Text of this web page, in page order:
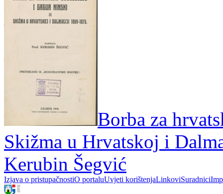
Borba za
Skižma u Hrvatskoj i
Kerubin Šegvić
Izjava o pristupačnostiO portaluUvjeti korištenjaLinkoviSuradnici